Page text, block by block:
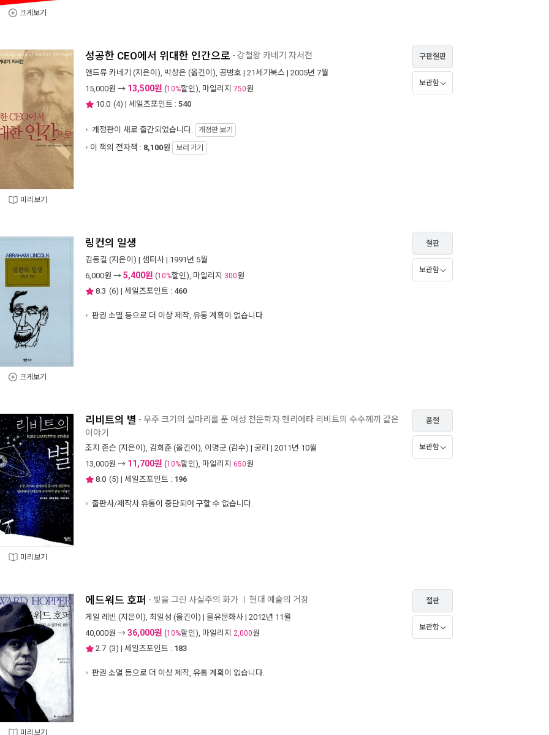
크게보기
미리보기
성공한 CEO에서 위대한 인간으로 - 강철왕 카네기 자서전
앤드류 카네기 (지은이), 박상은 (옮긴이), 공병호 | 21세기북스 | 2005년 7월
15,000원 → 13,500원 (10%할인), 마일리지 750원
10.0 (4) | 세일즈포인트 : 540
개정판이 새로 출간되었습니다. 개정판 보기
이 책의 전자책 : 8,100원 보러 가기
구판절판
보관함
크게보기
링컨의 일생
김동길 (지은이) | 샘터사 | 1991년 5월
6,000원 → 5,400원 (10%할인), 마일리지 300원
8.3 (6) | 세일즈포인트 : 460
판권 소멸 등으로 더 이상 제작, 유통 계획이 없습니다.
절판
보관함
미리보기
리비트의 별 - 우주 크기의 실마리를 푼 여성 천문학자 헨리에타 리비트의 수수께끼 같은
이야기
조지 존슨 (지은이), 김희준 (옮긴이), 이명균 (감수) | 궁리 | 2011년 10월
13,000원 → 11,700원 (10%할인), 마일리지 650원
8.0 (5) | 세일즈포인트 : 196
출판사/제작사 유통이 중단되어 구할 수 없습니다.
품절
보관함
미리보기
에드워드 호퍼 - 빛을 그린 사실주의 화가 현대 예술의 거장
게일 레빈 (지은이), 최일성 (옮긴이) | 을유문화사 | 2012년 11월
40,000원 → 36,000원 (10%할인), 마일리지 2,000원
2.7 (3) | 세일즈포인트 : 183
판권 소멸 등으로 더 이상 제작, 유통 계획이 없습니다.
절판
보관함